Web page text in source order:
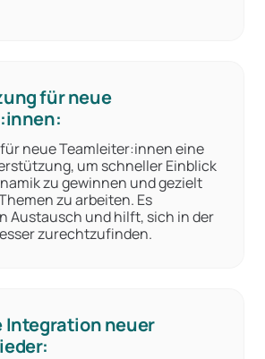
für neue
neue Teamleiter:innen eine
um schneller Einblick
zu gewinnen und gezielt
zu arbeiten. Es
Austausch und hilft, sich in der
zurechtzufinden.
Integration neuer